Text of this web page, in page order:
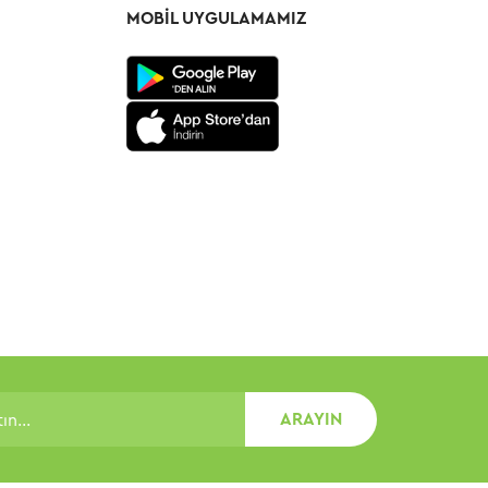
MOBIL UYGULAMAMIZ
ARAYIN